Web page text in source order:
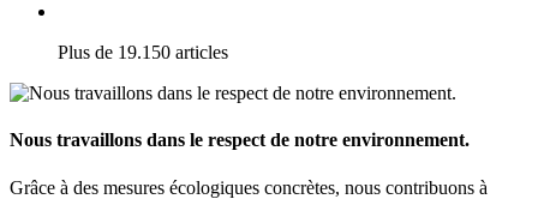
Plus de 19.150 articles
Nous travaillons dans le respect de notre environnement.
Grâce à des mesures écologiques concrètes, nous contribuons à